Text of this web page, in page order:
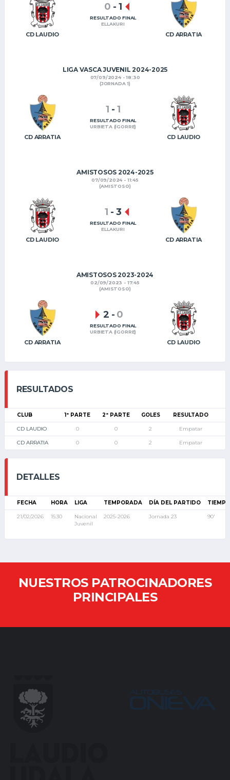
CD LAUDIO CD ARRATIA
0 - 1
RESULTADO FINAL
ELLAKURI
LIGA VASCA JUVENIL 2024-2025
07/09/2024 - 18:30
(JORNADA 1)
CD ARRATIA CD LAUDIO
1 - 1
RESULTADO FINAL
URBIETA (IGORRE)
AMISTOSOS 2024-2025
07/09/2024 - 11:45
(AMISTOSO)
CD LAUDIO CD ARRATIA
1 - 3
RESULTADO FINAL
ELLAKURI
AMISTOSOS 2023-2024
02/09/2023 - 17:45
(AMISTOSO)
CD ARRATIA CD LAUDIO
2 - 0
RESULTADO FINAL
URBIETA (IGORRE)
RESULTADOS
CLUB 1ª PARTE 2ª PARTE GOLES RESULTADO
CD LAUDIO 0 0 2 Empatar
CD ARRATIA 0 0 2 Empatar
DETALLES
FECHA HORA LIGA TEMPORADA DÍA DEL PARTIDO
21/02/2026 15:30
Nacional
Juvenil
2025-2026 Jornada 23 90'
NUESTROS PATROCINADORES
PRINCIPALES